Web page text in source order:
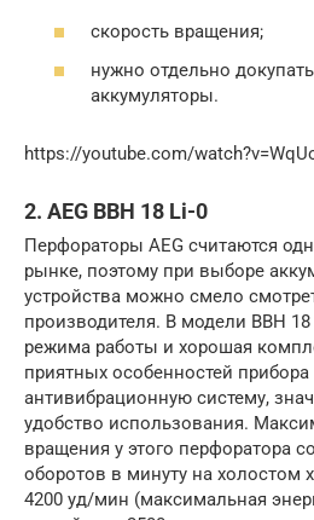
скорость вращения;
нужно отдельно
аккумуляторы.
https://youtube.com/
2. AEG BBH 18 Li-0
Перфораторы AEG считаются
рынке, поэтому при выборе
устройства можно смело
производителя. В модели BBH
режима работы и хорошая
приятных особенностей
антивибрационную систему,
удобство использования.
вращения у этого перфоратора
оборотов в минуту на холостом
4200 уд/мин (максимальная